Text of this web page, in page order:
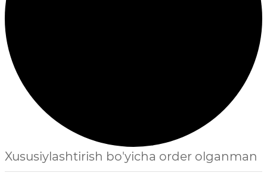
Xususiylashtirish bo'yicha order olganman